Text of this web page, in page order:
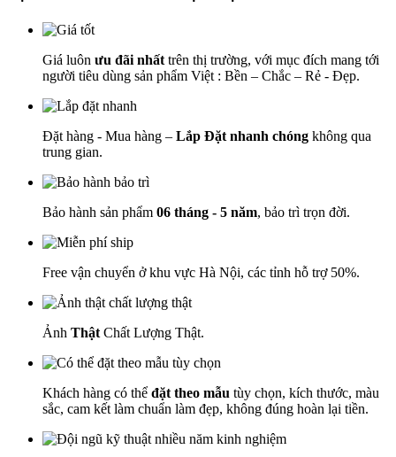
Giá luôn ưu đãi nhất trên thị trường, với mục đích mang tới
người tiêu dùng sản phẩm Việt : Bền – Chắc – Rẻ - Đẹp.
Đặt hàng - Mua hàng – Lắp Đặt nhanh chóng không qua
trung gian.
Bảo hành sản phẩm 06 tháng - 5 năm, bảo trì trọn đời.
Free vận chuyển ở khu vực Hà Nội, các tỉnh hỗ trợ 50%.
Ảnh Thật Chất Lượng Thật.
Khách hàng có thể đặt theo mẫu tùy chọn, kích thước, màu
sắc, cam kết làm chuẩn làm đẹp, không đúng hoàn lại tiền.